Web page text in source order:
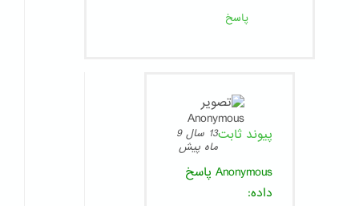
پاسخ
پیوند ثابت
13 سال 9
ماه پیش
Anonymous پاسخ
داده: